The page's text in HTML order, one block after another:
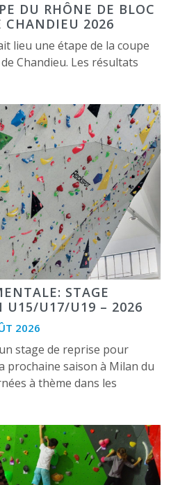
DU RHÔNE DE BLOC
CHANDIEU 2026
lieu une étape de la coupe
Chandieu. Les résultats
STAGE
U15/U17/U19 – 2026
2026
stage de reprise pour
prochaine saison à Milan du
à thème dans les